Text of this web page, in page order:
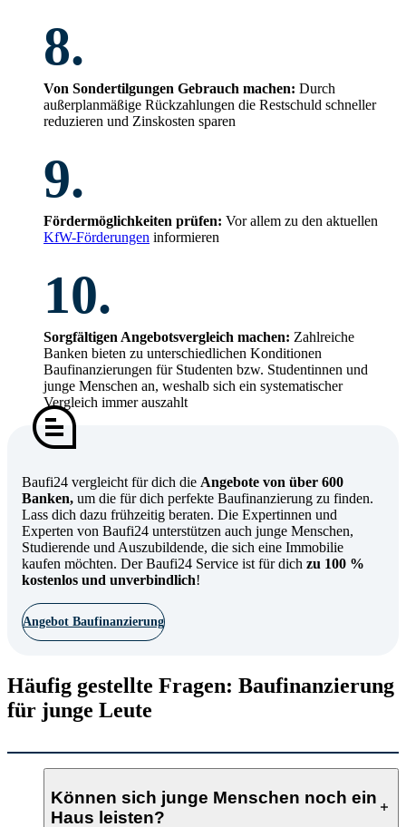
8.
Von Sondertilgungen Gebrauch machen: Durch
außerplanmäßige Rückzahlungen die Restschuld schneller
reduzieren und Zinskosten sparen
9.
Fördermöglichkeiten prüfen: Vor allem zu den aktuellen
KfW-Förderungen informieren
10.
Sorgfältigen Angebotsvergleich machen: Zahlreiche
Banken bieten zu unterschiedlichen Konditionen
Baufinanzierungen für Studenten bzw. Studentinnen und
junge Menschen an, weshalb sich ein systematischer
Vergleich immer auszahlt
Baufi24 vergleicht für dich die Angebote von über 600
Banken, um die für dich perfekte Baufinanzierung zu finden.
Lass dich dazu frühzeitig beraten. Die Expertinnen und
Experten von Baufi24 unterstützen auch junge Menschen,
Studierende und Auszubildende, die sich eine Immobilie
kaufen möchten. Der Baufi24 Service ist für dich zu 100 %
kostenlos und unverbindlich!
Angebot Baufinanzierung
Häufig gestellte Fragen: Baufinanzierung
für junge Leute
Können sich junge Menschen noch ein
Haus leisten?